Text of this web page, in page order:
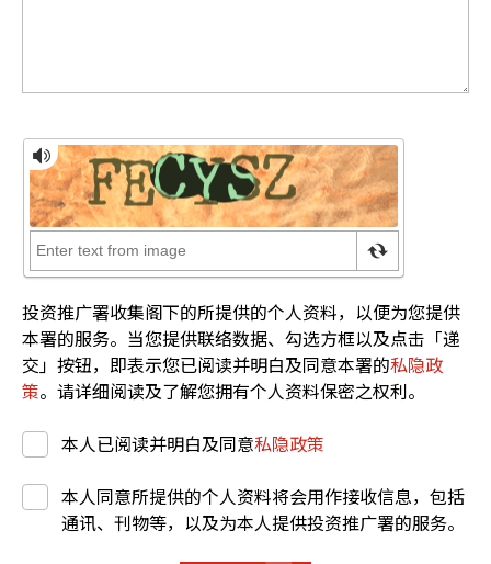
投资推广署收集阁下的所提供的个人资料，以便为您提供
本署的服务。当您提供联络数据、勾选方框以及点击「递
交」按钮，即表示您已阅读并明白及同意本署的私隐政
策。请详细阅读及了解您拥有个人资料保密之权利。
本人已阅读并明白及同意私隐政策
本人同意所提供的个人资料将会用作接收信息，包括
通讯、刊物等，以及为本人提供投资推广署的服务。